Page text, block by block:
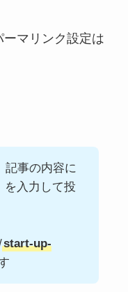
ーマリンク設定は
記事の内容に
を入力して投
start-up-